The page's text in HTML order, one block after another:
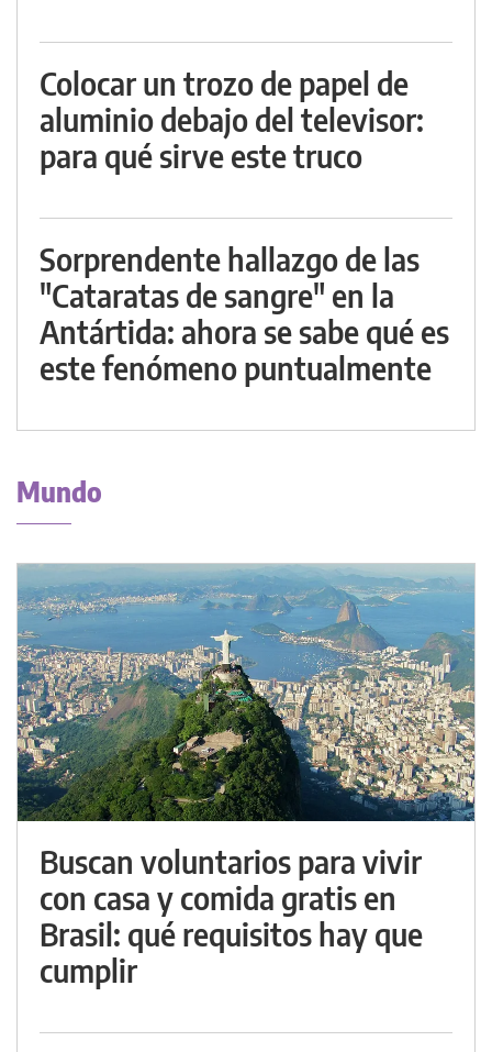
Colocar un trozo de papel de
aluminio debajo del televisor:
para qué sirve este truco
Sorprendente hallazgo de las
"Cataratas de sangre" en la
Antártida: ahora se sabe qué es
este fenómeno puntualmente
Mundo
Buscan voluntarios para vivir
con casa y comida gratis en
Brasil: qué requisitos hay que
cumplir